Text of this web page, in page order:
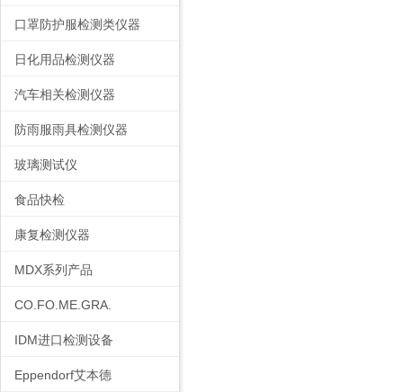
口罩防护服检测类仪器
日化用品检测仪器
汽车相关检测仪器
防雨服雨具检测仪器
玻璃测试仪
食品快检
康复检测仪器
MDX系列产品
CO.FO.ME.GRA.
IDM进口检测设备
Eppendorf艾本德